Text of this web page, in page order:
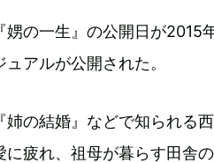
娚の一生』の公開日が2015
アルが公開された。
姉の結婚』などで知られる
疲れ、祖母が暮らす田舎